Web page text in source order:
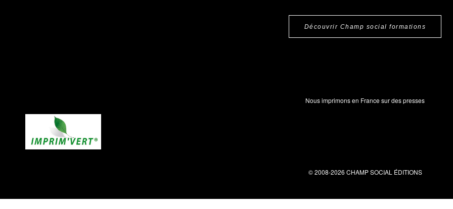
Découvrir Champ social formations
Nous imprimons en France sur des presses
© 2008-2026 CHAMP SOCIAL ÉDITIONS